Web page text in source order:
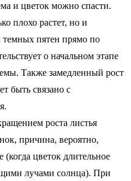
и цветок можно спасти.
плохо растет, но и
темных пятен прямо по
о начальном этапе
Также замедленный рост
быть связано с
роста листья
причина, вероятно,
(когда цветок длительное
лучами солнца). При